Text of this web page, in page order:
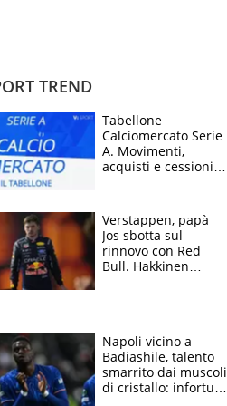
TREND
Tabellone
Calciomercato Serie
A. Movimenti,
acquisti e cessioni:
Verstappen, papà
Jos sbotta sul
rinnovo con Red
Bull. Hakkinen
Napoli vicino a
Badiashile, talento
smarrito dai muscoli
di cristallo: infortuni